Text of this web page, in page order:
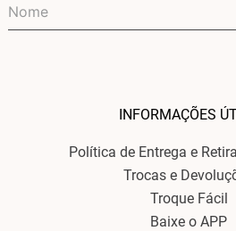
INFORMAÇÕES
Política de Entrega e
Trocas e
Troque Fácil
Baixe o APP